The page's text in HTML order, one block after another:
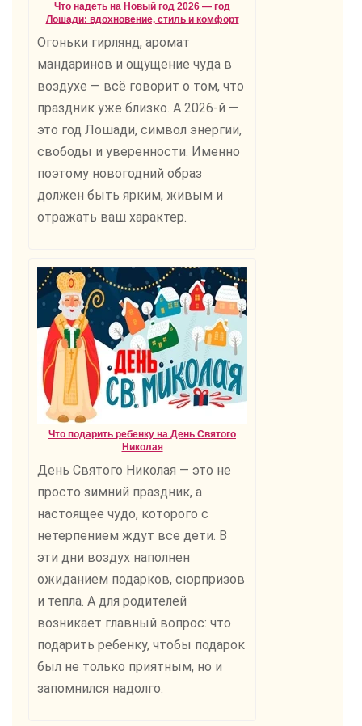
Что надеть на Новый год 2026 — год
Лошади: вдохновение, стиль и комфорт
Огоньки гирлянд, аромат
мандаринов и ощущение чуда в
воздухе — всё говорит о том, что
праздник уже близко. А 2026-й —
это год Лошади, символ энергии,
свободы и уверенности. Именно
поэтому новогодний образ
должен быть ярким, живым и
отражать ваш характер.
Что подарить ребенку на День Святого
Николая
День Святого Николая — это не
просто зимний праздник, а
настоящее чудо, которого с
нетерпением ждут все дети. В
эти дни воздух наполнен
ожиданием подарков, сюрпризов
и тепла. А для родителей
возникает главный вопрос: что
подарить ребенку, чтобы подарок
был не только приятным, но и
запомнился надолго.